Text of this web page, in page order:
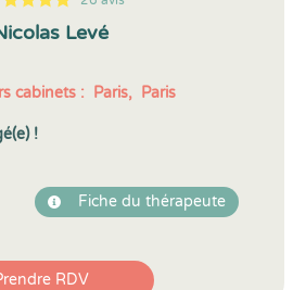
Levé
cabinets : Paris, Paris
!
Fiche du thérapeute
RDV